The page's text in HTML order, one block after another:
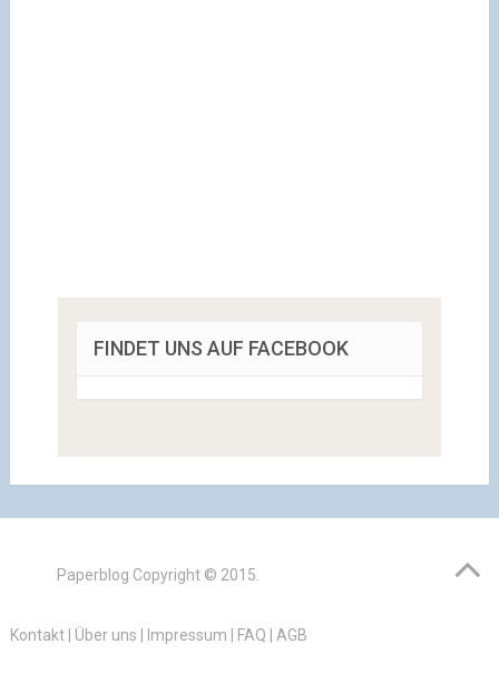
FINDET UNS AUF FACEBOOK
Paperblog Copyright © 2015.
Kontakt| Über uns Impressum FAQ AGB